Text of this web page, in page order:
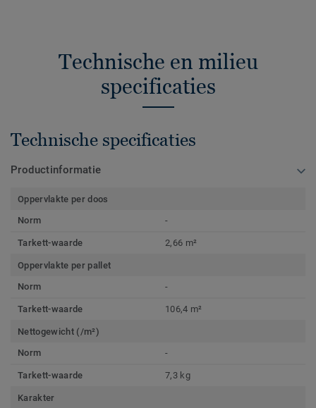
Technische en milieu
specificaties
Technische specificaties
Productinformatie
Oppervlakte per doos
Norm
-
Tarkett-waarde 2,66 m²
Oppervlakte per pallet
Norm
-
Tarkett-waarde 106,4 m²
Nettogewicht (/m²)
Norm
-
Tarkett-waarde 7,3 kg
Karakter